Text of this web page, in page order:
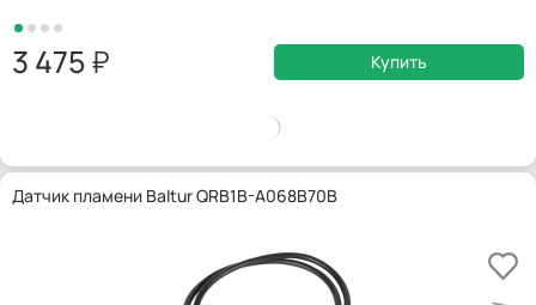
3 475 Купить
Датчик пламени Baltur QRB1B-A068B70B